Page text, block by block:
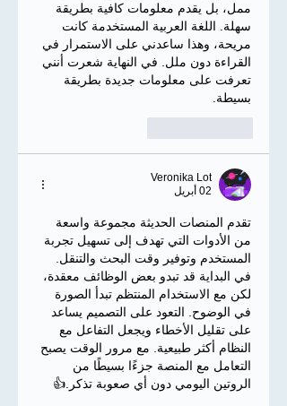
ممل، بل يقدم معلومات كافية بطريقة
سهلة. اللغة العربية المستخدمة كانت
مريحة، وهذا ساعدني على الاستمرار في
القراءة دون ملل. في النهاية شعرت أنني
تعرفت على معلومات جديدة بطريقة
بسيطة.
Veronika Lot
02 أبريل
تقدم المنصات الحديثة مجموعة واسعة
من الأدوات التي تهدف إلى تسهيل تجربة
المستخدم وتوفير وقت البحث والتنقل.
في البداية قد تبدو بعض الوظائف معقدة،
لكن مع الاستخدام المنتظم تبدأ الصورة
في الوضوح. التعود على التصميم يساعد
على تقليل الأخطاء ويجعل التفاعل مع
النظام أكثر طبيعية. مع مرور الوقت يصبح
التعامل مع المنصة جزءًا بسيطًا من
الروتين اليومي دون أي صعوبة تذكر.👍